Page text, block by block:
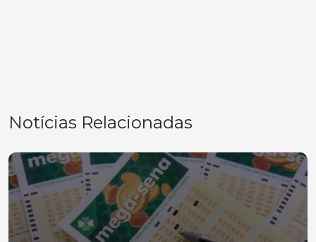
Notícias Relacionadas